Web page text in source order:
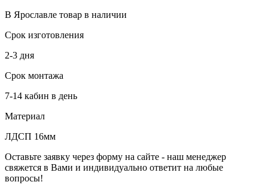
В Ярославле товар в наличии
Срок изготовления
2-3 дня
Срок монтажа
7-14 кабин в день
Материал
ЛДСП 16мм
Оставьте заявку через форму на сайте - наш менеджер
свяжется в Вами и индивидуально ответит на любые
вопросы!